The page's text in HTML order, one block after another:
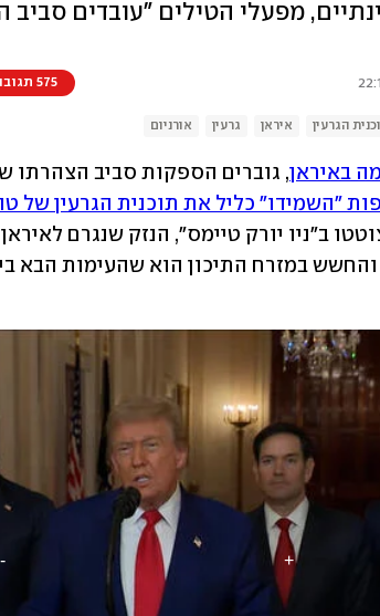
מפעלי הטילים "עובדים סביב
575 תגובות
הגרעין איראן גרעין אורניום
באיראן
"השמידו" כליל את תוכנית הגרעין של